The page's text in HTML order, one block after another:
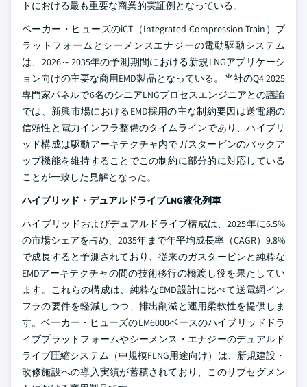
トにおける最も重要な商業的実証例となっている。
ベーカー・ヒューズのiCT（Integrated Compression Train）プ
ラットフォームとシーメンスエナジーの電動駆動システム
は、2026～2035年の予測期間における新規LNGアプリケーシ
ョン向けの主要な商用EMD製品となっている。当社のQ4 2025
専門家パネルで6名のシニアLNGプロセスエンジニアとの議論
では、新興市場におけるEMD採用の主な制約要因は送電網の
信頼性と電力インフラ整備のタイムラインであり、ハイブリ
ッド構成は駆動アーキテクチャ内でガスタービンのバックア
ップ機能を維持することでこの制約に部分的に対応している
ことが一致した見解となった。
ハイブリッド・デュアルドライブLNG液化列車
ハイブリッドおよびデュアルドライブ構成は、2025年に6.5%
の市場シェアを占め、2035年まで年平均成長率（CAGR）9.8%
で成長すると予測されており、従来のガスタービンと純粋な
EMDアーキテクチャの間の技術移行の橋渡し役を果たしてい
ます。これらの構成は、純粋なEMD設計に比べて送電網イン
フラの要件を軽減しつつ、排出削減と運用柔軟性を提供しま
す。ベーカー・ヒューズのLM6000ベースのハイブリッドドラ
イブプラットフォームやシーメンス・エナジーのデュアルド
ライブ圧縮システム（中規模FLNG用途向け）は、新規建設・
改修施設への導入実績が蓄積されており、このサブセグメン